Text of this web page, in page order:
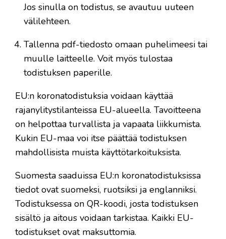
Jos sinulla on todistus, se avautuu uuteen
välilehteen.
Tallenna pdf-tiedosto omaan puhelimeesi tai
muulle laitteelle. Voit myös tulostaa
todistuksen paperille.
EU:n koronatodistuksia voidaan käyttää
rajanylitystilanteissa EU-alueella. Tavoitteena
on helpottaa turvallista ja vapaata liikkumista.
Kukin EU-maa voi itse päättää todistuksen
mahdollisista muista käyttötarkoituksista.
Suomesta saaduissa EU:n koronatodistuksissa
tiedot ovat suomeksi, ruotsiksi ja englanniksi.
Todistuksessa on QR-koodi, josta todistuksen
sisältö ja aitous voidaan tarkistaa. Kaikki EU-
todistukset ovat maksuttomia.